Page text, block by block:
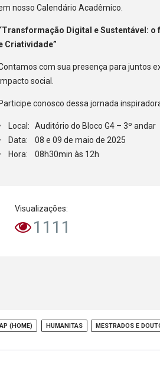
nosso Calendário Acadêmico.
Digital e Sustentável: o
Criatividade”
com sua presença para juntos
social.
Participe conosco dessa jornada
Local: Auditório do Bloco G4 – 3º andar
Data: 08 e 09 de maio de 2025
Hora: 08h30min às 12h
Visualizações:
1111
(HOME) HUMANITAS MESTRADOS E